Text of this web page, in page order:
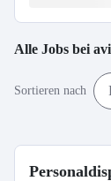
Alle Jobs bei
Sortieren nach